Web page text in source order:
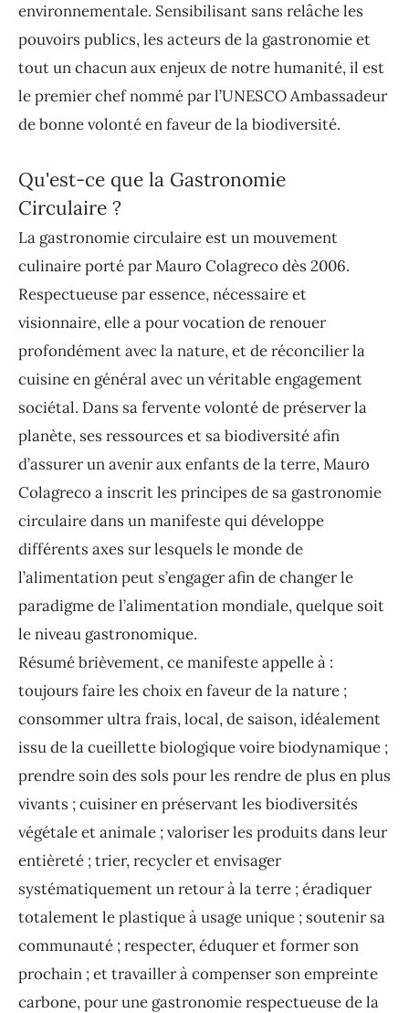
environnementale. Sensibilisant sans relâche les
pouvoirs publics, les acteurs de la gastronomie et
tout un chacun aux enjeux de notre humanité, il est
le premier chef nommé par l’UNESCO Ambassadeur
de bonne volonté en faveur de la biodiversité.
Qu'est-ce que la Gastronomie
Circulaire ?
La gastronomie circulaire est un mouvement
culinaire porté par Mauro Colagreco dès 2006.
Respectueuse par essence, nécessaire et
visionnaire, elle a pour vocation de renouer
profondément avec la nature, et de réconcilier la
cuisine en général avec un véritable engagement
sociétal. Dans sa fervente volonté de préserver la
planète, ses ressources et sa biodiversité afin
d’assurer un avenir aux enfants de la terre, Mauro
Colagreco a inscrit les principes de sa gastronomie
circulaire dans un manifeste qui développe
différents axes sur lesquels le monde de
l’alimentation peut s’engager afin de changer le
paradigme de l’alimentation mondiale, quelque soit
le niveau gastronomique.
Résumé brièvement, ce manifeste appelle à :
toujours faire les choix en faveur de la nature ;
consommer ultra frais, local, de saison, idéalement
issu de la cueillette biologique voire biodynamique ;
prendre soin des sols pour les rendre de plus en plus
vivants ; cuisiner en préservant les biodiversités
végétale et animale ; valoriser les produits dans leur
entièreté ; trier, recycler et envisager
systématiquement un retour à la terre ; éradiquer
totalement le plastique à usage unique ; soutenir sa
communauté ; respecter, éduquer et former son
prochain ; et travailler à compenser son empreinte
carbone, pour une gastronomie respectueuse de la